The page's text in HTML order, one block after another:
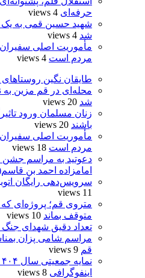
حرفه‌ای 4 views
شهید حسین قمی به
شد 4 views
مأموریت اصلی سفیران
مردم است 4 views
طایقان نگین
محله‌ای در قم مزین به
شد 20 views
زنان مسلمان ورود
باشند 20 views
مأموریت اصلی سفیران
مردم است 18 views
دعوتید به مراسم
امامزاده احمد بن
سرویس‌دهی رایگان
11 views
متروی قم؛ پروژه‌ای که
متوقف بماند 10 views
تعداد دقیق شهدای
مراسم شامی پزان
قم 9 views
اینفوگرافی 8 views